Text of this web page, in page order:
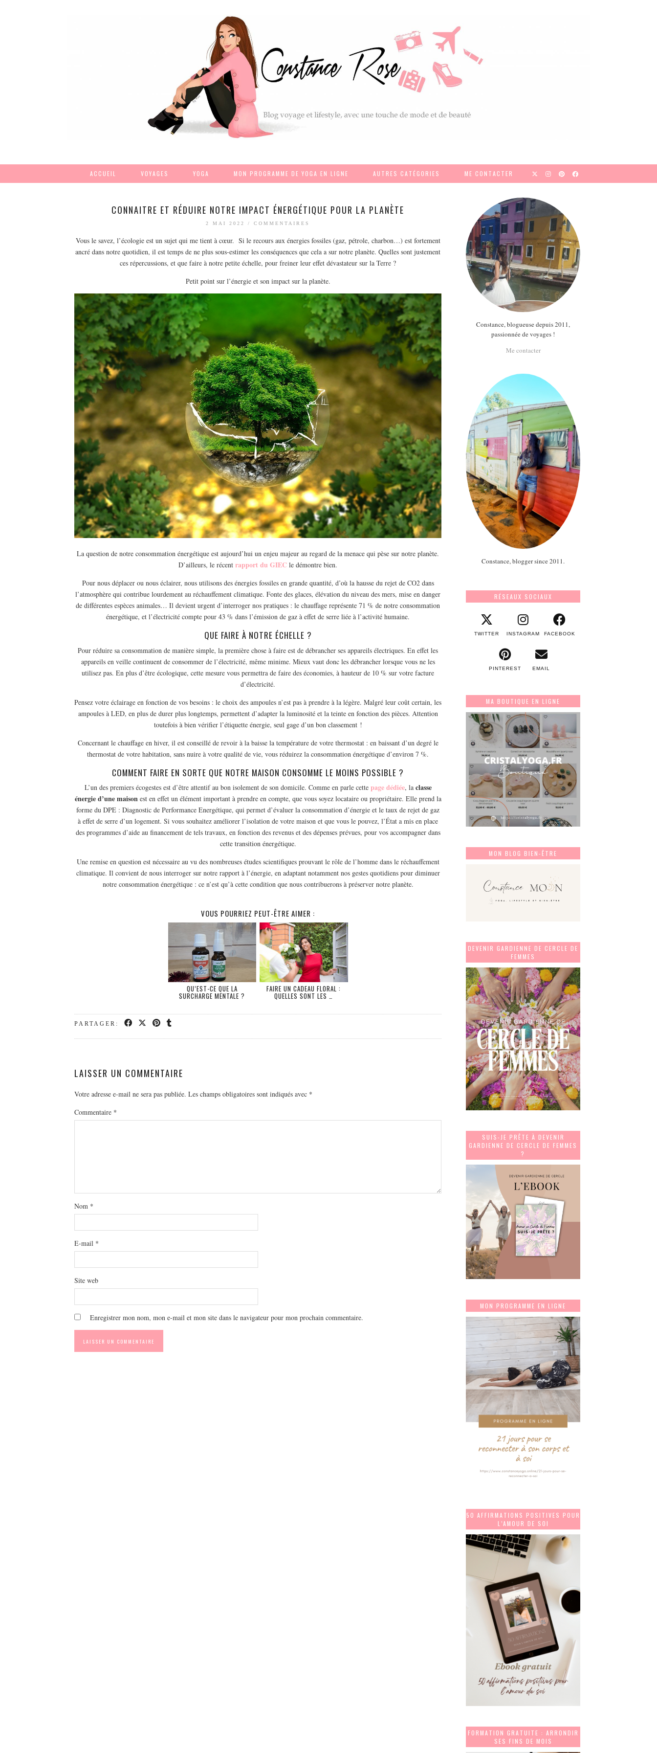
ACCUEIL VOYAGES YOGA MON PROGRAMME DE YOGA EN LIGNE AUTRES CATÉGORIES ME CONTACTER
CONNAITRE ET RÉDUIRE NOTRE IMPACT ÉNERGÉTIQUE POUR LA PLANÈTE
2 MAI 2022 /COMMENTAIRES
Vous le savez, l’écologie est un sujet qui me tient à cœur. Si le recours aux énergies fossiles (gaz, pétrole, charbon…) est fortement
ancré dans notre quotidien, il est temps de ne plus sous-estimer les conséquences que cela a sur notre planète. Quelles sont justement
ces répercussions, et que faire à notre petite échelle, pour freiner leur effet dévastateur sur la Terre ?
Petit point sur l’énergie et son impact sur la planète.
La question de notre consommation énergétique est aujourd’hui un enjeu majeur au regard de la menace qui pèse sur notre planète.
D’ailleurs, le récentrapport du GIEC le démontre bien.
Pour nous déplacer ou nous éclairer, nous utilisons des énergies fossiles en grande quantité, d’où la hausse du rejet de CO2 dans
l’atmosphère qui contribue lourdement au réchauffement climatique. Fonte des glaces, élévation du niveau des mers, mise en danger
de différentes espèces animales… Il devient urgent d’interroger nos pratiques : le chauffage représente 71 % de notre consommation
énergétique, et l’électricité compte pour 43 % dans l’émission de gaz à effet de serre liée à l’activité humaine.
QUE FAIRE À NOTRE ÉCHELLE ?
Pour réduire sa consommation de manière simple, la première chose à faire est de débrancher ses appareils électriques. En effet les
appareils en veille continuent de consommer de l’électricité, même minime. Mieux vaut donc les débrancher lorsque vous ne les
utilisez pas. En plus d’être écologique, cette mesure vous permettra de faire des économies, à hauteur de 10 % sur votre facture
d’électricité.
Pensez votre éclairage en fonction de vos besoins : le choix des ampoules n’est pas à prendre à la légère. Malgré leur coût certain, les
ampoules à LED, en plus de durer plus longtemps, permettent d’adapter la luminosité et la teinte en fonction des pièces. Attention
toutefois à bien vérifier l’étiquette énergie, seul gage d’un bon classement !
Concernant le chauffage en hiver, il est conseillé de revoir à la baisse la température de votre thermostat : en baissant d’un degré le
thermostat de votre habitation, sans nuire à votre qualité de vie, vous réduirez la consommation énergétique d’environ 7 %.
COMMENT FAIRE EN SORTE QUE NOTRE MAISON CONSOMME LE MOINS POSSIBLE ?
L’un des premiers écogestes est d’être attentif au bon isolement de son domicile. Comme en parle cette page dédiée, la classe
énergie d’une maisonest en effet un élément important à prendre en compte, que vous soyez locataire ou propriétaire. Elle prend la
forme du DPE : Diagnostic de Performance Energétique, qui permet d’évaluer la consommation d’énergie et le taux de rejet de gaz
à effet de serre d’un logement. Si vous souhaitez améliorer l’isolation de votre maison et que vous le pouvez, l’État a mis en place
des programmes d’aide au financement de tels travaux, en fonction des revenus et des dépenses prévues, pour vos accompagner dans
cette transition énergétique.
Une remise en question est nécessaire au vu des nombreuses études scientifiques prouvant le rôle de l’homme dans le réchauffement
climatique. Il convient de nous interroger sur notre rapport à l’énergie, en adaptant notamment nos gestes quotidiens pour diminuer
notre consommation énergétique : ce n’est qu’à cette condition que nous contribuerons à préserver notre planète.
VOUS POURRIEZ PEUT-ÊTRE AIMER :
QU’EST-CE QUE LA
SURCHARGE MENTALE ?
FAIRE UN CADEAU FLORAL :
QUELLES SONT LES …
PARTAGER:
LAISSER UN COMMENTAIRE
Votre adresse e-mail ne sera pas publiée. Les champs obligatoires sont indiqués avec *
Commentaire *
Nom *
E-mail *
Site web
Enregistrer mon nom, mon e-mail et mon site dans le navigateur pour mon prochain commentaire.
Constance, blogueuse depuis 2011,
passionnée de voyages !
Me contacter
Constance, blogger since 2011.
RÉSEAUX SOCIAUX
TWITTER INSTAGRAM FACEBOOK
PINTEREST EMAIL
MA BOUTIQUE EN LIGNE
MON BLOG BIEN-ÊTRE
DEVENIR GARDIENNE DE CERCLE DE
FEMMES
SUIS-JE PRÊTE À DEVENIR
GARDIENNE DE CERCLE DE FEMMES
?
MON PROGRAMME EN LIGNE
50 AFFIRMATIONS POSITIVES POUR
L’AMOUR DE SOI
FORMATION GRATUITE : ARRONDIR
SES FINS DE MOIS